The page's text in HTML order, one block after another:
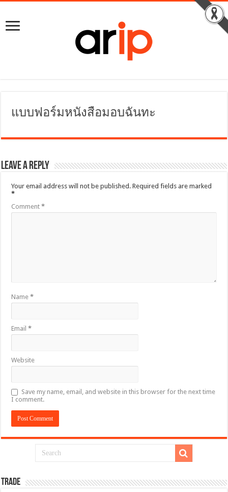
แบบฟอร์มหนังสือมอบฉันทะ
Leave a Reply
Your email address will not be published. Required fields are marked
*
Comment*
Name*
Email*
Website
Save my name, email, and website in this browser for the next time
I comment.
TRADE